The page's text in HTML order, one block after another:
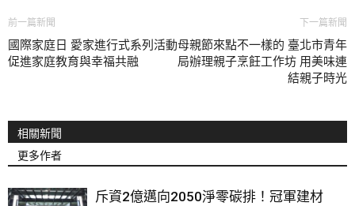
前一篇新聞
國際家庭日 愛家進行式系列活動
促進家庭教育與幸福共融
下一篇新聞
母親節來點不一樣的 臺北市青年
局辦理親子烹飪工作坊 用美味連
結親子時光
相關新聞
更多作者
斥資2億邁向2050淨零碳排！冠軍建材